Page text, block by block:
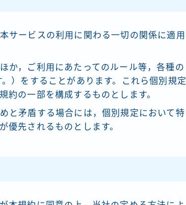
サービスの利用に関わる一切の関係に適用
か，ご利用にあたってのルール等，各種の
）をすることがあります。これら個別規定
約の一部を構成するものとします。
と矛盾する場合には，個別規定において特
優先されるものとします。